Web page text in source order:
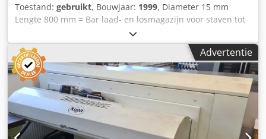
Toestand: gebruikt, Bouwjaar: 1999, Diameter 15 mm
Lengte 800 mm = Bar laad- en losmagazijn voor staven tot
15 mmø, staaflengte 800 mm Csdpfx Aevh I Uaoh Sjrf
Advertentie